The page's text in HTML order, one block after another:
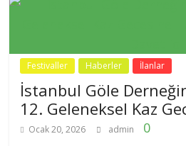
Festivaller Haberler İlanlar
İstanbul Göle
12. Geleneksel Kaz
Ocak 20, 2026 admin
0